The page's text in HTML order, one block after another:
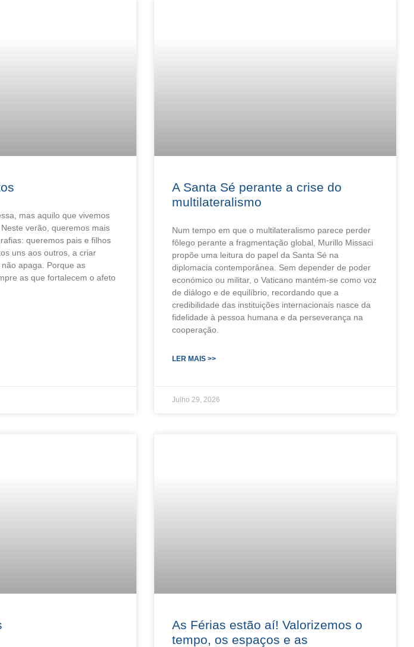
mas aquilo que vivemos
verão, queremos mais
queremos pais e filhos
uns aos outros, a criar
apaga. Porque as
as que fortalecem o afeto
A Santa Sé perante a crise do
multilateralismo
Num tempo em que o multilateralismo parece perder
fôlego perante a fragmentação global, Murillo Missaci
propõe uma leitura do papel da Santa Sé na
diplomacia contemporânea. Sem depender de poder
económico ou militar, o Vaticano mantém-se como voz
de diálogo e de equilíbrio, recordando que a
credibilidade das instituições internacionais nasce da
fidelidade à pessoa humana e da perseverança na
cooperação.
LER MAIS >>
Julho 29, 2026
As Férias estão aí! Valorizemos o
tempo, os espaços e as